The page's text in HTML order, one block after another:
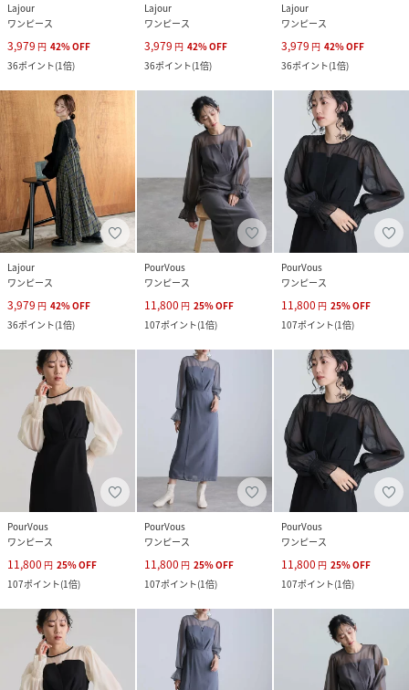
Lajour
ワンピース
3,979 円 42%OFF
36ポイント(1倍)
Lajour
ワンピース
3,979 円 42%OFF
36ポイント(1倍)
Lajour
ワンピース
3,979 円 42%OFF
36ポイント(1倍)
Lajour
ワンピース
3,979 円 42%OFF
36ポイント(1倍)
PourVous
ワンピース
11,800 円 25%OFF
107ポイント(1倍)
PourVous
ワンピース
11,800 円 25%OFF
107ポイント(1倍)
PourVous
ワンピース
11,800 円 25%OFF
107ポイント(1倍)
PourVous
ワンピース
11,800 円 25%OFF
107ポイント(1倍)
PourVous
ワンピース
11,800 円 25%OFF
107ポイント(1倍)